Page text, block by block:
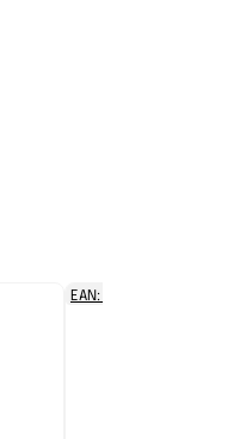
EAN: 8718696752517